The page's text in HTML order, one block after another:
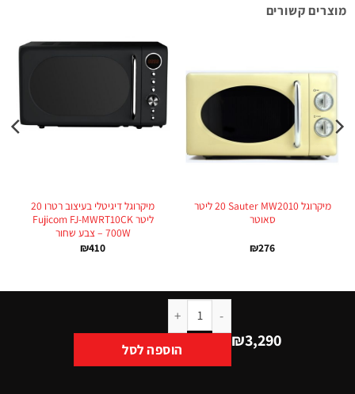
מוצרים קשורים
מיקרוגל Sauter MW2010 ‏20 ‏ליטר
סאוטר
₪276
מיקרוגל דיגיטלי בעיצוב רטרו 20
ליטר Fujicom FJ-MWRT10CK
700W – צבע שחור
₪410
₪3,290 הוספה לסל